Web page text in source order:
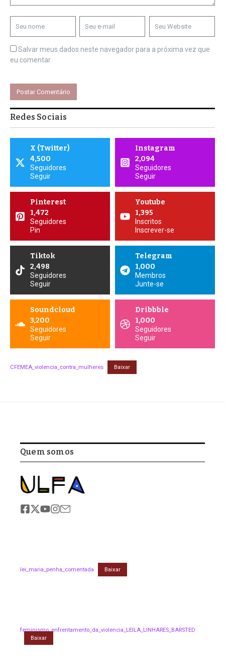
Salvar meus dados neste navegador para a próxima vez que
eu comentar.
Redes Sociais
X (Twitter)
4,500
Seguidores
Seguir
Instagram
2,094
Seguidores
Seguir
Pinterest
1,472
Seguidores
Pin
Youtube
1,395
Inscritos
Inscrever-se
Tiktok
2,498
Seguidores
Seguir
Telegram
1,000
Membros
Junte-se
Soundcloud
3,200
Seguidores
Seguir
Dribbble
1,000
Seguidores
Seguir
CFEMEA_violencia_contra_mulheres Baixar
Quem somos
lei_maria_penha_comentada Baixar
feminismo_enfrentamento_da_violencia_LEILA_LINHARES_BARSTED
Baixar